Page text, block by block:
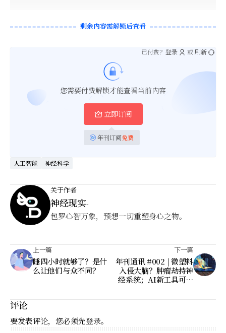
剩余内容需解锁后查看
您需要付费解锁才能查看当前内容
立即订阅
年刊订阅免费
已付费？ 登录 或刷新
人工智能 神经科学
关于作者
神经现实-
包罗心智万象，预想一切重塑身心之物。
上一篇
睡四小时就够了？是什
么让他们与众不同？
下一篇
年刊通讯 #002 | 微塑料
入侵大脑？肿瘤劫持神
经系统；AI新工具可精
评论
要发表评论，您必须先登录。